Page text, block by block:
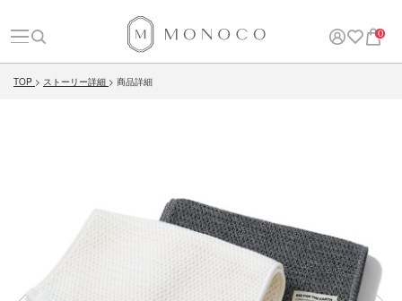
0
TOP ストーリー詳細 商品詳細